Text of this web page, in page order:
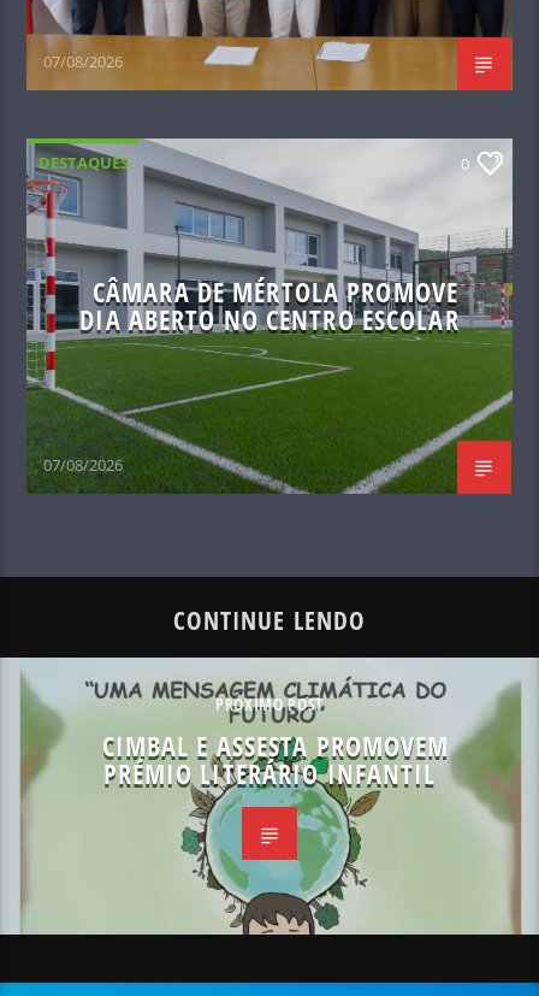
07/08/2026
DESTAQUES 0
CÂMARA DE MÉRTOLA PROMOVE
DIA ABERTO NO CENTRO ESCOLAR
07/08/2026
CONTINUE LENDO
PRÓXIMO POST
CIMBAL E ASSESTA PROMOVEM
PRÉMIO LITERÁRIO INFANTIL